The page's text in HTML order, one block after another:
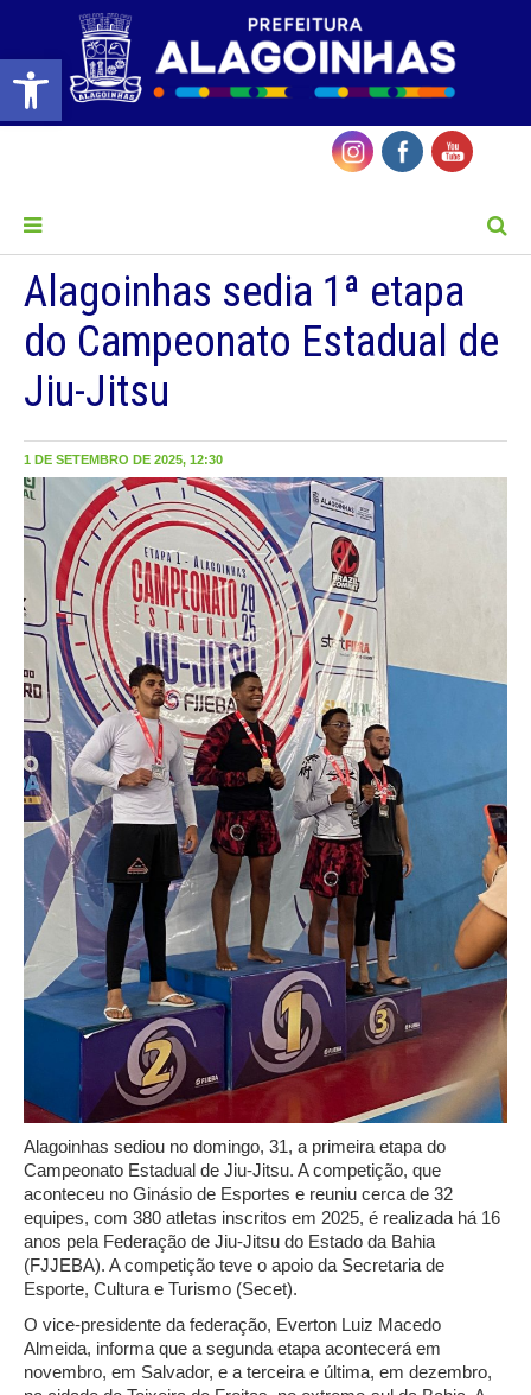
Barra de Ferramentas Aberta
Alagoinhas sedia 1ª etapa
do Campeonato Estadual de
Jiu-Jitsu
1 DE SETEMBRO DE 2025, 12:30
Alagoinhas sediou no domingo, 31, a primeira etapa do
Campeonato Estadual de Jiu-Jitsu. A competição, que
aconteceu no Ginásio de Esportes e reuniu cerca de 32
equipes, com 380 atletas inscritos em 2025, é realizada há 16
anos pela Federação de Jiu-Jitsu do Estado da Bahia
(FJJEBA). A competição teve o apoio da Secretaria de
Esporte, Cultura e Turismo (Secet).
O vice-presidente da federação, Everton Luiz Macedo
Almeida, informa que a segunda etapa acontecerá em
novembro, em Salvador, e a terceira e última, em dezembro,